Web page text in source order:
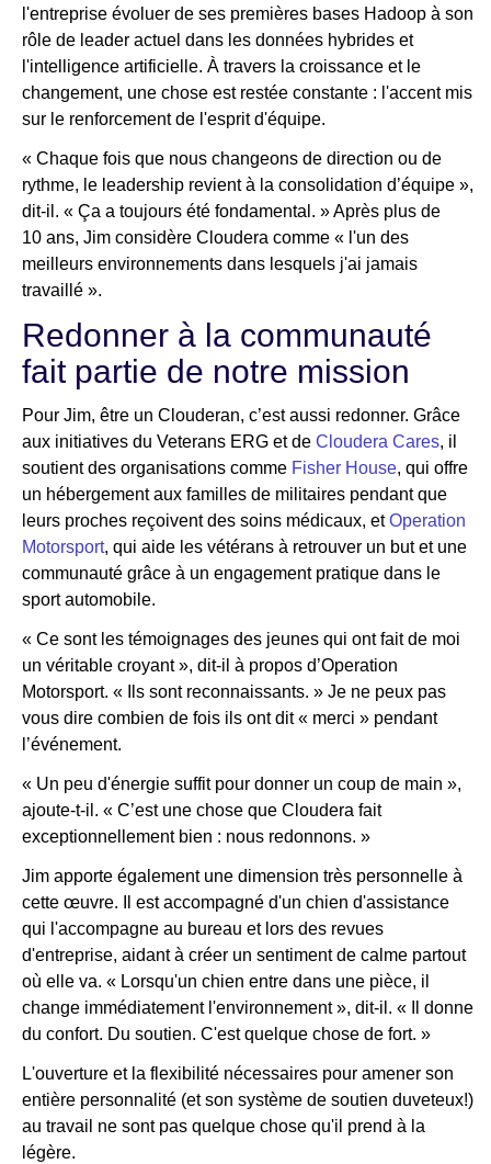
l'entreprise évoluer de ses premières bases Hadoop à son
rôle de leader actuel dans les données hybrides et
l'intelligence artificielle. À travers la croissance et le
changement, une chose est restée constante : l'accent mis
sur le renforcement de l'esprit d'équipe.
« Chaque fois que nous changeons de direction ou de
rythme, le leadership revient à la consolidation d’équipe »,
dit-il. « Ça a toujours été fondamental. » Après plus de
10 ans, Jim considère Cloudera comme « l'un des
meilleurs environnements dans lesquels j'ai jamais
travaillé ».
Redonner à la communauté
fait partie de notre mission
Pour Jim, être un Clouderan, c’est aussi redonner. Grâce
aux initiatives du Veterans ERG et de Cloudera Cares, il
soutient des organisations comme Fisher House, qui offre
un hébergement aux familles de militaires pendant que
leurs proches reçoivent des soins médicaux, etOperation
Motorsport, qui aide les vétérans à retrouver un but et une
communauté grâce à un engagement pratique dans le
sport automobile.
« Ce sont les témoignages des jeunes qui ont fait de moi
un véritable croyant », dit-il à propos d’Operation
Motorsport. « Ils sont reconnaissants. » Je ne peux pas
vous dire combien de fois ils ont dit « merci » pendant
l’événement.
« Un peu d'énergie suffit pour donner un coup de main »,
ajoute-t-il. « C’est une chose que Cloudera fait
exceptionnellement bien : nous redonnons. »
Jim apporte également une dimension très personnelle à
cette œuvre. Il est accompagné d'un chien d'assistance
qui l'accompagne au bureau et lors des revues
d'entreprise, aidant à créer un sentiment de calme partout
où elle va. « Lorsqu'un chien entre dans une pièce, il
change immédiatement l'environnement », dit-il. « Il donne
du confort. Du soutien. C'est quelque chose de fort. »
L'ouverture et la flexibilité nécessaires pour amener son
entière personnalité (et son système de soutien duveteux!)
au travail ne sont pas quelque chose qu'il prend à la
légère.